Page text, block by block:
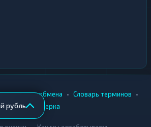
рубль
обмена • Словарь терминов •
AML-проверка